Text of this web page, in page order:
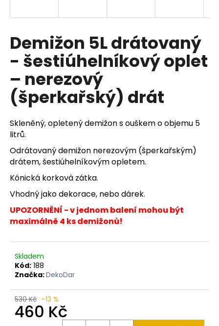
Demižon 5L drátovaný
- šestiúhelníkový oplet
– nerezový
(šperkařský) drát
Skleněný, opletený demižon s ouškem o objemu 5
litrů.
Odrátovaný demižon nerezovým (šperkařským)
drátem, šestiúhelníkovým opletem.
Kónická korková zátka.
Vhodný jako dekorace, nebo dárek.
UPOZORNĚNÍ - v jednom balení mohou být
maximálně 4 ks demižonů!
Skladem
Kód: 188
Značka:DekoDar
530 Kč –13 %
460 Kč
í
t
?
D
o
p
o
r
u
č
j
e
m
e
LEVANDULE
115